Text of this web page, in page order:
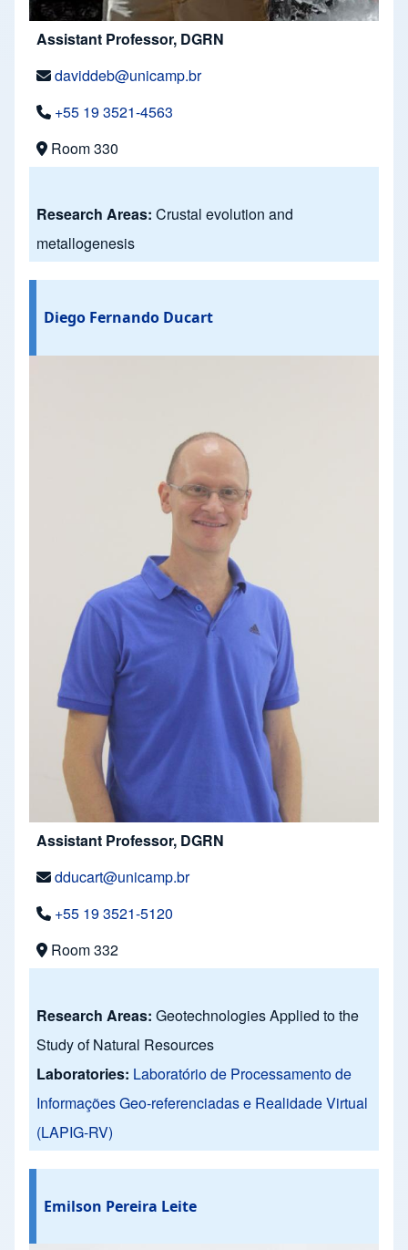
Assistant Professor, DGRN
daviddeb@unicamp.br
+55 19 3521-4563
Room 330
Research Areas: Crustal evolution and
metallogenesis
Diego Fernando Ducart
Assistant Professor, DGRN
dducart@unicamp.br
+55 19 3521-5120
Room 332
Research Areas: Geotechnologies Applied to the
Study of Natural Resources
Laboratories: Laboratório de Processamento de
Informações Geo-referenciadas e Realidade Virtual
(LAPIG-RV)
Emilson Pereira Leite